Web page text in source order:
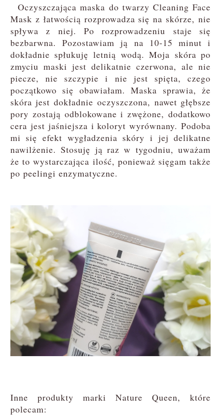
Oczyszczająca maska do twarzy Cleaning Face
Mask z łatwością rozprowadza się na skórze, nie
spływa z niej. Po rozprowadzeniu staje się
bezbarwna. Pozostawiam ją na 10-15 minut i
dokładnie spłukuję letnią wodą. Moja skóra po
zmyciu maski jest delikatnie czerwona, ale nie
piecze, nie szczypie i nie jest spięta, czego
początkowo się obawiałam. Maska sprawia, że
skóra jest dokładnie oczyszczona, nawet głębsze
pory zostają odblokowane i zwężone, dodatkowo
cera jest jaśniejsza i koloryt wyrównany. Podoba
mi się efekt wygładzenia skóry i jej delikatne
nawilżenie. Stosuję ją raz w tygodniu, uważam
że to wystarczająca ilość, ponieważ sięgam także
po peelingi enzymatyczne.
Inne produkty marki Nature Queen, które
polecam: